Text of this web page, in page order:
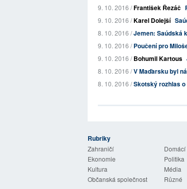
9. 10. 2016 /František Řezáč
9. 10. 2016 /Karel Dolejší
8. 10. 2016 /Jemen: Saúdská
9. 10. 2016 /Poučení pro
9. 10. 2016 /Bohumil Kartous
8. 10. 2016 /V Maďarsku byl
8. 10. 2016 /Skotský rozhlas
Rubriky
Zahraničí
Domácí
Ekonomie
Politika
Kultura
Média
Občanská společnost
Různé